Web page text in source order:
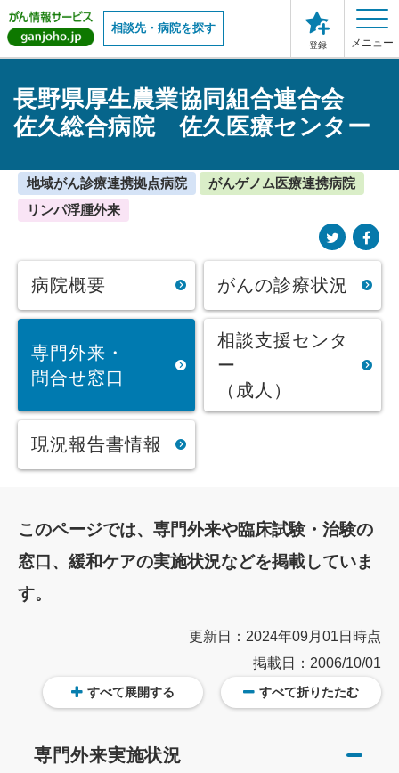
相談先・病院を探す
登録 メニュー
長野県厚生農業協同組合連合会
佐久総合病院 佐久医療センター
地域がん診療連携拠点病院
がんゲノム医療連携病院
リンパ浮腫外来
病院概要 がんの診療状況
専門外来・
問合せ窓口
相談支援センタ
ー
（成人）
現況報告書情報
このページでは、専門外来や臨床試験・治験の
窓口、緩和ケアの実施状況などを掲載していま
す。
更新日：2024年09月01日時点
掲載日：2006/10/01
すべて展開する すべて折りたたむ
専門外来実施状況